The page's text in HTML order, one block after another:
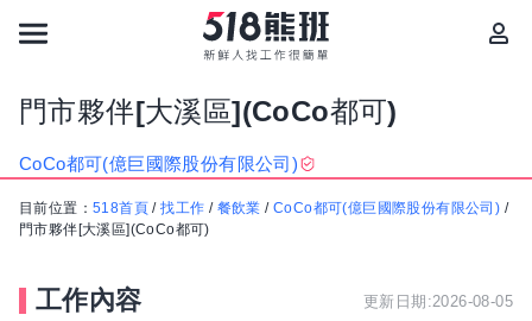
門市夥伴[大溪區](CoCo都可)
CoCo都可(億巨國際股份有限公司)
目前位置： 518首頁 /找工作 / 餐飲業 /CoCo都可(億巨國際股份有限公司) /
門市夥伴[大溪區](CoCo都可)
工作內容 更新日期:2026-08-05